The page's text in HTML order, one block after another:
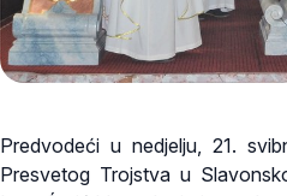
Predvodeći u nedjelju, 21.
Presvetog Trojstva u